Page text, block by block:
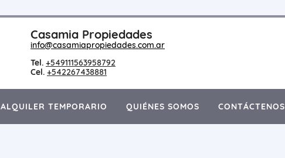
Casamia Propiedades
info@casamiapropiedades.com.ar
Tel. +549111563958792
Cel. +542267438881
ALQUILER TEMPORARIO QUIÉNES SOMOS CONTÁCTENOS